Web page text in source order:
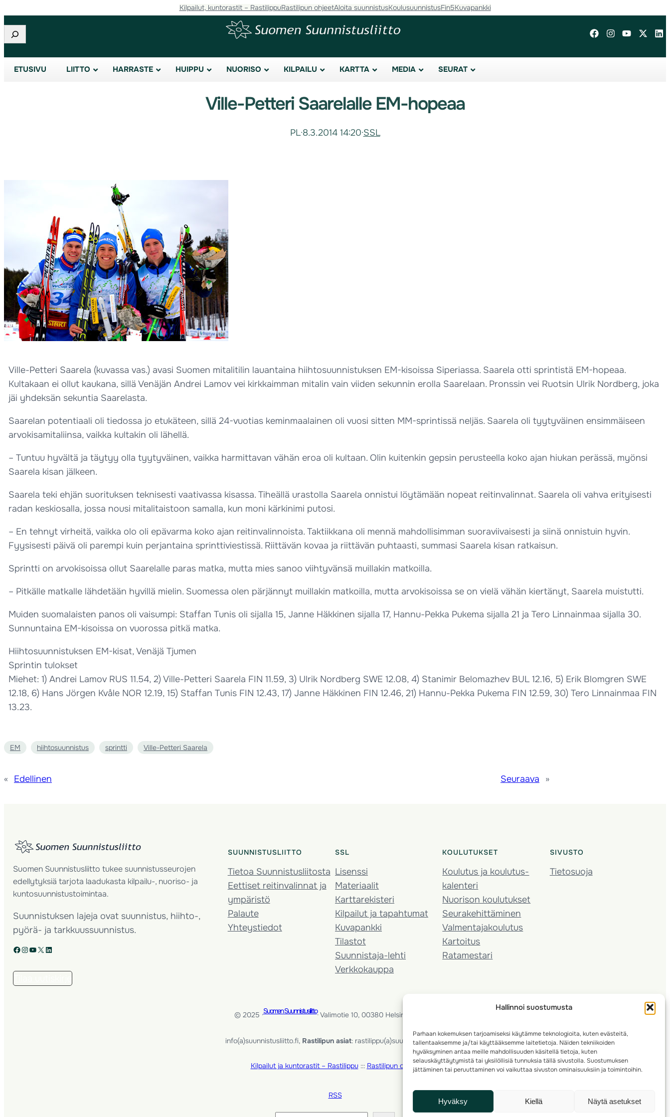
Hallinnoi suostumusta
Parhaan kokemuksen tarjoamiseksi käytämme teknologioita, kuten evästeitä,
tallentaaksemme ja/tai käyttääksemme laitetietoja. Näiden tekniikoiden
hyväksyminen antaa meille mahdollisuuden käsitellä tietoja, kuten
selauskäyttäytymistä tai yksilöllisiä tunnuksia tällä sivustolla. Suostumuksen
jättäminen tai peruuttaminen voi vaikuttaa sivuston ominaisuuksiin ja toimintoihin.
Hyväksy Kiellä Näytä asetukset
Kilpailut, kuntorastit – RastilippuRastilipun ohjeetAloita suunnistusKoulusuunnistusFin5Kuvapankki
Etsi
ETUSIVU LIITTO HARRASTE HUIPPU NUORISO KILPAILU KARTTA MEDIA SEURAT
Ville-Petteri Saarelalle EM-hopeaa
PL·8.3.2014 14:20·SSL
Ville-Petteri Saarela (kuvassa vas.) avasi Suomen mitalitilin lauantaina hiihtosuunnistuksen EM-kisoissa Siperiassa. Saarela otti sprintistä EM-hopeaa.
Kultakaan ei ollut kaukana, sillä Venäjän Andrei Lamov vei kirkkaimman mitalin vain viiden sekunnin erolla Saarelaan. Pronssin vei Ruotsin Ulrik Nordberg, joka
jäi yhdeksän sekuntia Saarelasta.
Saarelan potentiaali oli tiedossa jo etukäteen, sillä 24-vuotias keminmaalainen oli vuosi sitten MM-sprintissä neljäs. Saarela oli tyytyväinen ensimmäiseen
arvokisamitaliinsa, vaikka kultakin oli lähellä.
– Tuntuu hyvältä ja täytyy olla tyytyväinen, vaikka harmittavan vähän eroa oli kultaan. Olin kuitenkin gepsin perusteella koko ajan hiukan perässä, myönsi
Saarela kisan jälkeen.
Saarela teki ehjän suorituksen teknisesti vaativassa kisassa. Tiheällä urastolla Saarela onnistui löytämään nopeat reitinvalinnat. Saarela oli vahva erityisesti
radan keskiosalla, jossa nousi mitalitaistoon samalla, kun moni kärkinimi putosi.
– En tehnyt virheitä, vaikka olo oli epävarma koko ajan reitinvalinnoista. Taktiikkana oli mennä mahdollisimman suoraviivaisesti ja siinä onnistuin hyvin.
Fyysisesti päivä oli parempi kuin perjantaina sprinttiviestissä. Riittävän kovaa ja riittävän puhtaasti, summasi Saarela kisan ratkaisun.
Sprintti on arvokisoissa ollut Saarelalle paras matka, mutta mies sanoo viihtyvänsä muillakin matkoilla.
– Pitkälle matkalle lähdetään hyvillä mielin. Suomessa olen pärjännyt muillakin matkoilla, mutta arvokisoissa se on vielä vähän kiertänyt, Saarela muistutti.
Muiden suomalaisten panos oli vaisumpi: Staffan Tunis oli sijalla 15, Janne Häkkinen sijalla 17, Hannu-Pekka Pukema sijalla 21 ja Tero Linnainmaa sijalla 30.
Sunnuntaina EM-kisoissa on vuorossa pitkä matka.
Hiihtosuunnistuksen EM-kisat, Venäjä Tjumen
Sprintin tulokset
Miehet: 1) Andrei Lamov RUS 11.54, 2) Ville-Petteri Saarela FIN 11.59, 3) Ulrik Nordberg SWE 12.08, 4) Stanimir Belomazhev BUL 12.16, 5) Erik Blomgren SWE
12.18, 6) Hans Jörgen Kvåle NOR 12.19, 15) Staffan Tunis FIN 12.43, 17) Janne Häkkinen FIN 12.46, 21) Hannu-Pekka Pukema FIN 12.59, 30) Tero Linnainmaa FIN
13.23.
EM hiihtosuunnistus sprintti Ville-Petteri Saarela
« Edellinen Seuraava »
Suomen Suunnistusliitto tukee suunnistusseurojen
edellytyksiä tarjota laadukasta kilpailu-, nuoriso- ja
kuntosuunnistustoimintaa.
Suunnistuksen lajeja ovat suunnistus, hiihto-,
pyörä- ja tarkkuussuunnistus.
Facebook Instagram YouTube X LinkedIn
SUUNNISTUSLIITTO
Tietoa Suunnistusliitosta
Eettiset reitinvalinnat ja
ympäristö
Palaute
Yhteystiedot
SSL
Lisenssi
Materiaalit
Karttarekisteri
Kilpailut ja tapahtumat
Kuvapankki
Tilastot
Suunnistaja-lehti
Verkkokauppa
KOULUTUKSET
Koulutus ja koulutus­
kalenteri
Nuorison koulutukset
Seura­kehittäminen
Valmentaja­koulutus
Kartoitus
Ratamestari
SIVUSTO
Tietosuoja
© 2025 ·Suomen Suunnistusliitto· Valimotie 10, 00380 Helsinki, Finland
info(a)suunnistusliitto.fi, Rastilipun asiat: rastilippu(a)suunnistusliitto.fi
Kilpailut ja kuntorastit – Rastilippu::: Rastilipun ohjeet
RSS